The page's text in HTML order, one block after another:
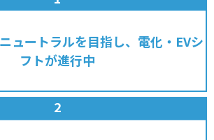
ュートラルを目指し、電化・EVシ
フトが進行中